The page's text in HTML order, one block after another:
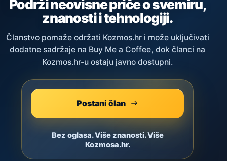
Podrži neovisne priče o svemiru,
znanosti i tehnologiji.
Članstvo pomaže održati Kozmos.hr i može uključivati
dodatne sadržaje na Buy Me a Coffee, dok članci na
Kozmos.hr-u ostaju javno dostupni.
Postani član
Bez oglasa. Više znanosti. Više
Kozmosa.hr.